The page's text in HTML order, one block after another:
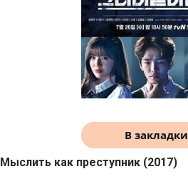
В закладки
Мыслить как преступник (2017)